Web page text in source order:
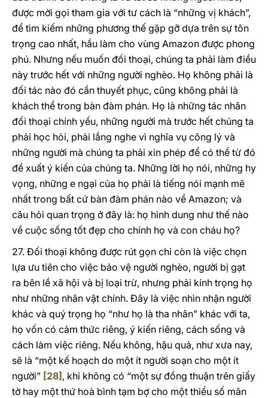
được mời gọi tham gia với tư cách là “những vị khách”,
để tìm kiếm những phương thế gặp gỡ dựa trên sự tôn
trọng cao nhất, hầu làm cho vùng Amazon được phong
phú. Nhưng nếu muốn đối thoại, chúng ta phải làm điều
này trước hết với những người nghèo. Họ không phải là
đối tác nào đó cần thuyết phục, cũng không phải là
khách thể trong bàn đàm phán. Họ là những tác nhân
đối thoại chính yếu, những người mà trước hết chúng ta
phải học hỏi, phải lắng nghe vì nghĩa vụ công lý và
những người mà chúng ta phải xin phép để có thể từ đó
đề xuất ý kiến của chúng ta. Những lời họ nói, những hy
vọng, những e ngại của họ phải là tiếng nói mạnh mẽ
nhất trong bất cứ bàn đàm phán nào về Amazon; và
câu hỏi quan trọng ở đây là: họ hình dung như thế nào
về cuộc sống tốt đẹp cho chính họ và con cháu họ?
27. Đối thoại không được rút gọn chỉ còn là việc chọn
lựa ưu tiên cho việc bảo vệ người nghèo, người bị gạt
ra bên lề xã hội và bị loại trừ, nhưng phải kính trọng họ
như những nhân vật chính. Đây là việc nhìn nhận người
khác và quý trọng họ “như họ là tha nhân” khác với ta,
họ vốn có cảm thức riêng, ý kiến riêng, cách sống và
cách làm việc riêng. Nếu không, hậu quả, như xưa nay,
sẽ là “một kế hoạch do một ít người soạn cho một ít
người” [28] , khi không có “một sự đồng thuận trên giấy
tờ hay một thứ hoà bình tạm bợ cho một thiểu số mãn